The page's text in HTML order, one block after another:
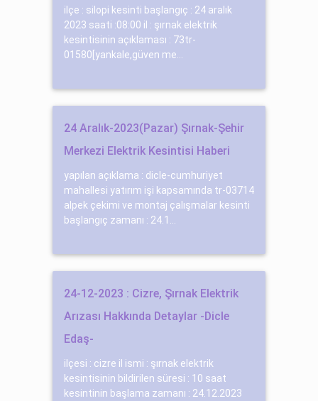
ilçe : silopi kesinti başlangıç : 24 aralık
2023 saati :08:00 il : şırnak elektrik
kesintisinin açıklaması : 73tr-
01580[yankale,güven me...
24 Aralık-2023(Pazar) Şırnak-Şehir
Merkezi Elektrik Kesintisi Haberi
yapılan açıklama : dicle-cumhuriyet
mahallesi yatırım işi kapsamında tr-03714
alpek çekimi ve montaj çalışmalar kesinti
başlangıç zamanı : 24.1...
24-12-2023 : Cizre, Şırnak Elektrik
Arızası Hakkında Detaylar -Dicle
Edaş-
ilçesi : cizre il ismi : şırnak elektrik
kesintisinin bildirilen süresi : 10 saat
kesintinin başlama zamanı : 24.12.2023